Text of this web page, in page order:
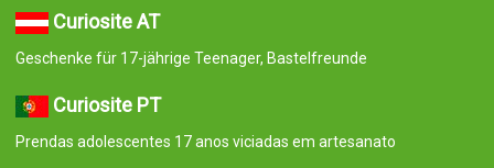
Curiosite AT
Geschenke für 17-jährige Teenager, Bastelfreunde
Curiosite PT
Prendas adolescentes 17 anos viciadas em artesanato